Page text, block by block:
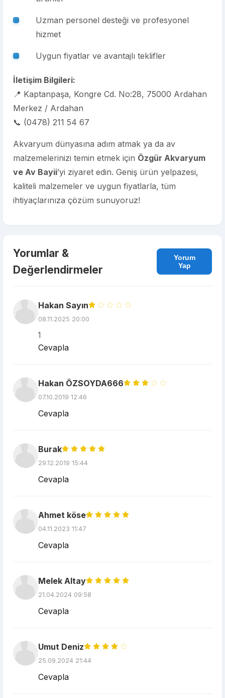
Uzman personel desteği ve profesyonel
hizmet
Uygun fiyatlar ve avantajlı teklifler
İletişim Bilgileri:
📍 Kaptanpaşa, Kongre Cd. No:28, 75000 Ardahan
Merkez / Ardahan
📞 (0478) 211 54 67
Akvaryum dünyasına adım atmak ya da av
malzemelerinizi temin etmek için Özgür Akvaryum
ve Av Bayii’yi ziyaret edin. Geniş ürün yelpazesi,
kaliteli malzemeler ve uygun fiyatlarla, tüm
ihtiyaçlarınıza çözüm sunuyoruz!
Yorumlar &
Değerlendirmeler
Yorum
Yap
Hakan Sayın
08.11.2025 20:00
1
Cevapla
Hakan ÖZSOYDA666
07.10.2019 12:46
Cevapla
Burak
29.12.2019 15:44
Cevapla
Ahmet köse
04.11.2023 11:47
Cevapla
Melek Altay
21.04.2024 09:58
Cevapla
Umut Deniz
25.09.2024 21:44
Cevapla